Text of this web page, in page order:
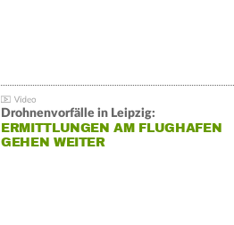
Drohnenvorfälle in Leipzig:
ERMITTLUNGEN AM FLUGHAFEN
GEHEN WEITER